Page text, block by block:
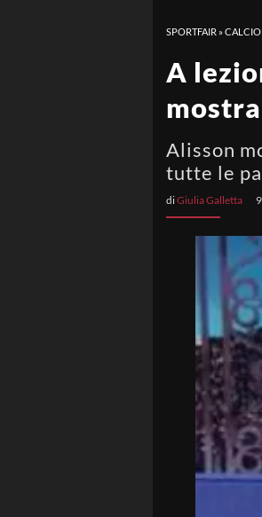
SPORTFAIR »CALCIO
A
Alisson
tutte le
diGiulia Galletta